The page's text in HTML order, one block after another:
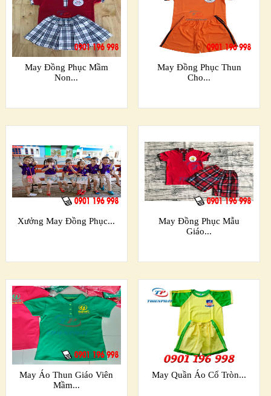
May Đồng Phục Mầm
Non...
May Đồng Phục Thun
Cho...
Xưởng May Đồng Phục...
May Đồng Phục Mẫu
Giáo...
May Áo Thun Giáo Viên
Mầm...
May Quần Áo Cổ Tròn...